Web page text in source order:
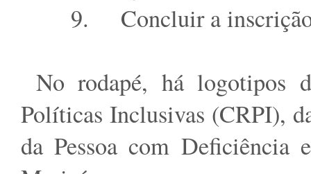
9.
Concluir a
No rodapé, há logotipos
Políticas Inclusivas (CRPI),
da Pessoa com Deficiência